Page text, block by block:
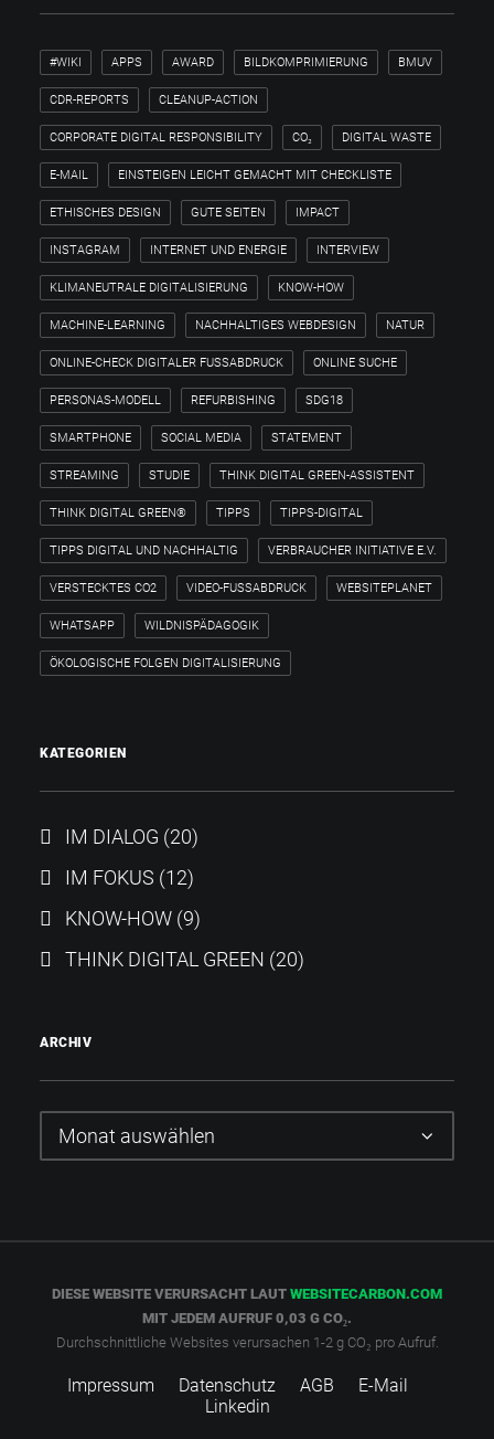
#WIKI APPS AWARD BILDKOMPRIMIERUNG BMUV
CDR-REPORTS CLEANUP-ACTION
CORPORATE DIGITAL RESPONSIBILITY CO₂ DIGITAL WASTE
E-MAIL EINSTEIGEN LEICHT GEMACHT MIT CHECKLISTE
ETHISCHES DESIGN GUTE SEITEN IMPACT
INSTAGRAM INTERNET UND ENERGIE INTERVIEW
KLIMANEUTRALE DIGITALISIERUNG KNOW-HOW
MACHINE-LEARNING NACHHALTIGES WEBDESIGN NATUR
ONLINE-CHECK DIGITALER FUSSABDRUCK ONLINE SUCHE
PERSONAS-MODELL REFURBISHING SDG18
SMARTPHONE SOCIAL MEDIA STATEMENT
STREAMING STUDIE THINK DIGITAL GREEN-ASSISTENT
THINK DIGITAL GREEN® TIPPS TIPPS-DIGITAL
TIPPS DIGITAL UND NACHHALTIG VERBRAUCHER INITIATIVE E.V.
VERSTECKTES CO2 VIDEO-FUSSABDRUCK WEBSITEPLANET
WHATSAPP WILDNISPÄDAGOGIK
ÖKOLOGISCHE FOLGEN DIGITALISIERUNG
KATEGORIEN
IM DIALOG (20)
IM FOKUS (12)
KNOW-HOW (9)
THINK DIGITAL GREEN (20)
ARCHIV
Archiv
DIESE WEBSITE VERURSACHT LAUT WEBSITECARBON.COM
MIT JEDEM AUFRUF 0,03 G CO₂.
Durchschnittliche Websites verursachen 1-2 g CO₂ pro Aufruf.
Impressum Datenschutz AGB
E-Mail
Linkedin